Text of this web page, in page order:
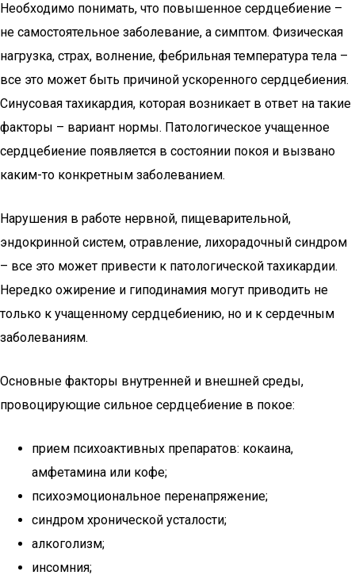
Необходимо понимать, что повышенное сердцебиение –
не самостоятельное заболевание, а симптом. Физическая
нагрузка, страх, волнение, фебрильная температура тела –
все это может быть причиной ускоренного сердцебиения.
Синусовая тахикардия, которая возникает в ответ на такие
факторы – вариант нормы. Патологическое учащенное
сердцебиение появляется в состоянии покоя и вызвано
каким-то конкретным заболеванием.
Нарушения в работе нервной, пищеварительной,
эндокринной систем, отравление, лихорадочный синдром
– все это может привести к патологической тахикардии.
Нередко ожирение и гиподинамия могут приводить не
только к учащенному сердцебиению, но и к сердечным
заболеваниям.
Основные факторы внутренней и внешней среды,
провоцирующие сильное сердцебиение в покое:
прием психоактивных препаратов: кокаина,
амфетамина или кофе;
психоэмоциональное перенапряжение;
синдром хронической усталости;
алкоголизм;
инсомния;